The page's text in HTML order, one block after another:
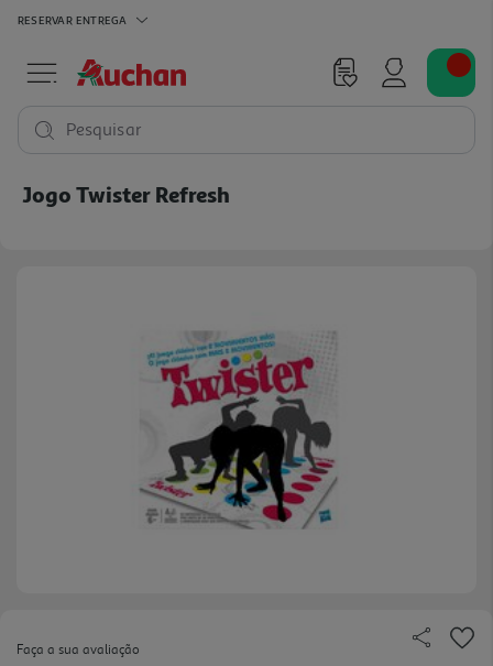
RESERVAR ENTREGA
Pesquisar
Jogo Twister Refresh
Faça a sua avaliação